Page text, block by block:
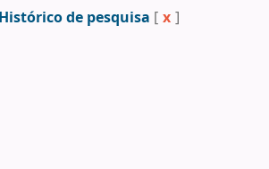
Histórico de pesquisa [ x ]